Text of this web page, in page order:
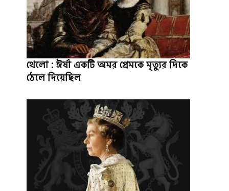
থেলো : ঈর্ষা একটি অমর প্রেমকে মৃত্যুর দিকে
ঠেলে দিয়েছিল